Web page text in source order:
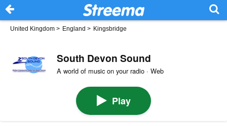
United Kingdom > England > Kingsbridge
South Devon Sound
A world of music on your radio · Web
Play